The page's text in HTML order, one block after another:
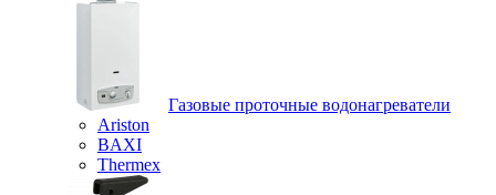
Газовые проточные водонагреватели
Ariston
BAXI
Thermex